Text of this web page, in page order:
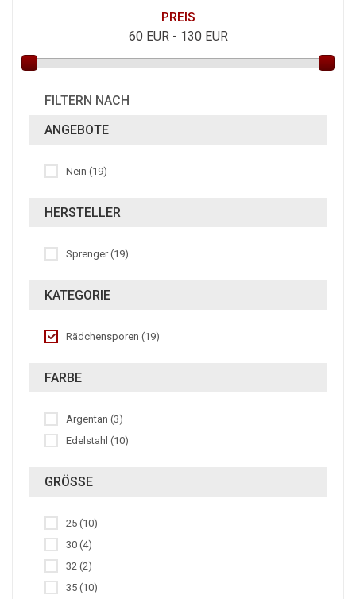
PREIS
60EUR - 130EUR
FILTERN NACH
ANGEBOTE
Nein (19)
HERSTELLER
Sprenger (19)
KATEGORIE
Rädchensporen (19)
FARBE
Argentan (3)
Edelstahl (10)
GRÖSSE
25 (10)
30 (4)
32 (2)
35 (10)